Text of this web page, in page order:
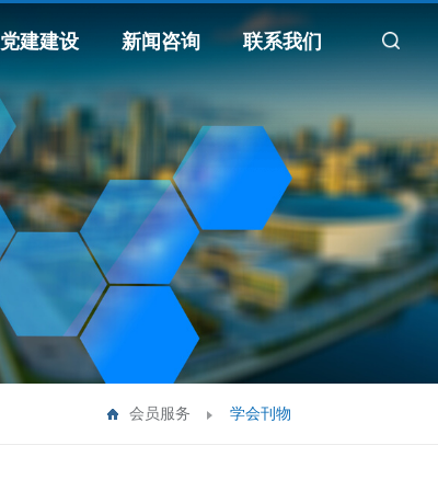
党建建设 新闻咨询 联系我们
会员服务 学会刊物